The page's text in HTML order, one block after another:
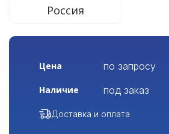
Россия
Цена по запросу
Наличие под заказ
Доставка и оплата